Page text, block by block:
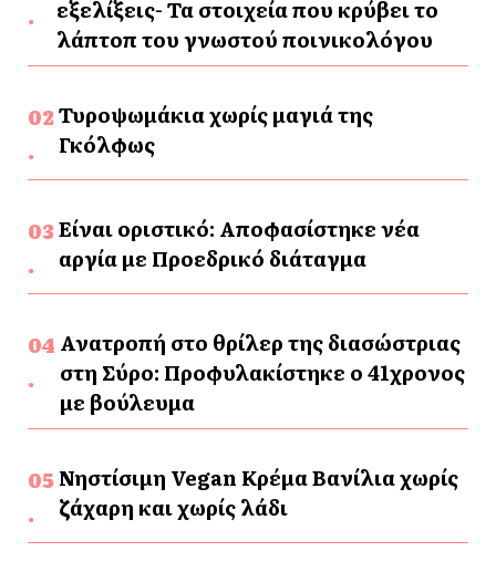
εξελίξεις- Τα στοιχεία που κρύβει το
λάπτοπ του γνωστού ποινικολόγου
Τυροψωμάκια χωρίς μαγιά της
Γκόλφως
Είναι οριστικό: Αποφασίστηκε νέα
αργία με Προεδρικό διάταγμα
Ανατροπή στο θρίλερ της διασώστριας
στη Σύρο: Προφυλακίστηκε ο 41χρονος
με βούλευμα
Νηστίσιμη Vegan Κρέμα Βανίλια χωρίς
ζάχαρη και χωρίς λάδι